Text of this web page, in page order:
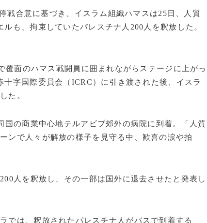
戦合意に基づき、イスラム組織ハマスは25日、人質
も、拘束していたパレスチナ人200人を釈放した。
面のハマス戦闘員に囲まれながらステージに上がっ
字国際委員会（ICRC）に引き渡された後、イスラ
た。
の商業中心地テルアビブ郊外の病院に到着。「人質
ンで人々が解放の様子を見守る中、歓喜の涙や拍
人を釈放し、その一部は国外に退去させたと発表し
では、釈放されたパレスチナ人がバスで到着する